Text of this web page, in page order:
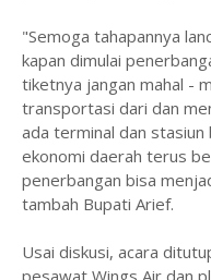
"Semoga tahapannya
kapan dimulai
tiketnya jangan mahal -
transportasi dari dan
ada terminal dan stasiun
ekonomi daerah terus
penerbangan bisa
tambah Bupati Arief.
Usai diskusi, acara
pesawat Wings Air dan